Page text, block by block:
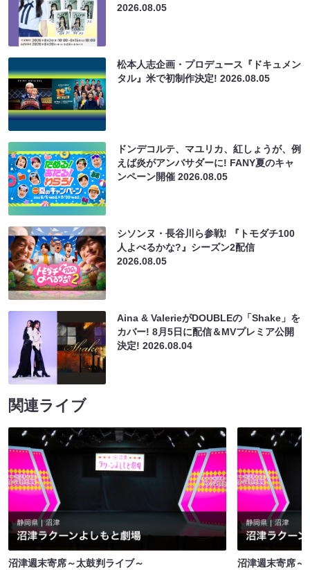
2026.08.05
松本人志企画・プロデュース『ドキュメン
タル』米で初制作決定!2026.08.05
ドンデコルテ、マユリカ、紅しょうが、例
えば炎がアンバサダーに! FANY夏のキャ
ンペーン開催2026.08.05
シソンヌ・長谷川ら参戦! 『トモダチ100
人よべるかな?』シーズン2配信
2026.08.05
Aina & ValerieがDOUBLEの「Shake」を
カバー! 8月5日に配信＆MVプレミア公開
決定!2026.08.04
関連ライブ
沼津週末寄席～太鼓判ライブ～
沼津週末寄席～